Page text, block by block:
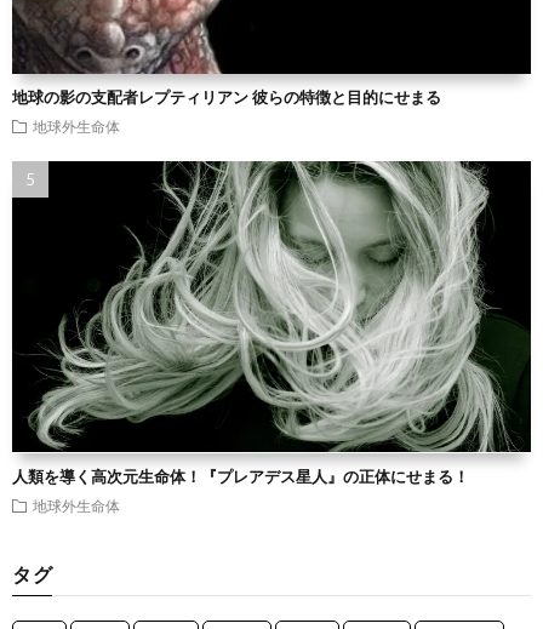
地球の影の支配者レプティリアン 彼らの特徴と目的にせまる
地球外生命体
人類を導く高次元生命体！『プレアデス星人』の正体にせまる！
地球外生命体
タグ